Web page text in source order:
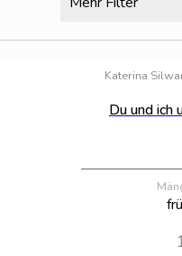
Katerina
Du und ich